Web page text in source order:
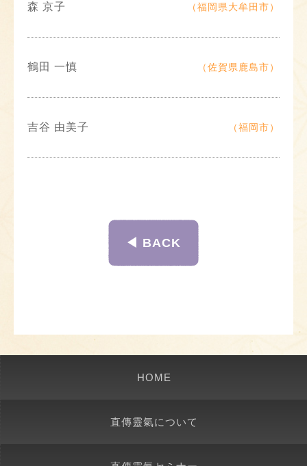
森 京子 （福岡県大牟田市）
鶴田 一慎 （佐賀県鹿島市）
吉谷 由美子 （福岡市）
◀︎ BACK
HOME
直傳靈氣について